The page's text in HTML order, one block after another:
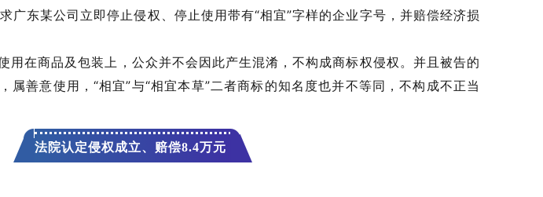
广东某公司立即停止侵权、停止使用带有“相宜”字样的企业字号，并赔偿经济损
用在商品及包装上，公众并不会因此产生混淆，不构成商标权侵权。并且被告的
属善意使用，“相宜”与“相宜本草”二者商标的知名度也并不等同，不构成不正当
法院认定侵权成立、赔偿8.4万元